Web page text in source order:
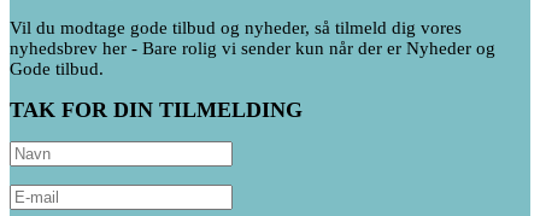
Vil du modtage gode tilbud og nyheder, så tilmeld dig vores
nyhedsbrev her - Bare rolig vi sender kun når der er Nyheder og
Gode tilbud.
TAK FOR DIN TILMELDING